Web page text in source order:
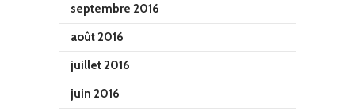
septembre 2016
août 2016
juillet 2016
juin 2016